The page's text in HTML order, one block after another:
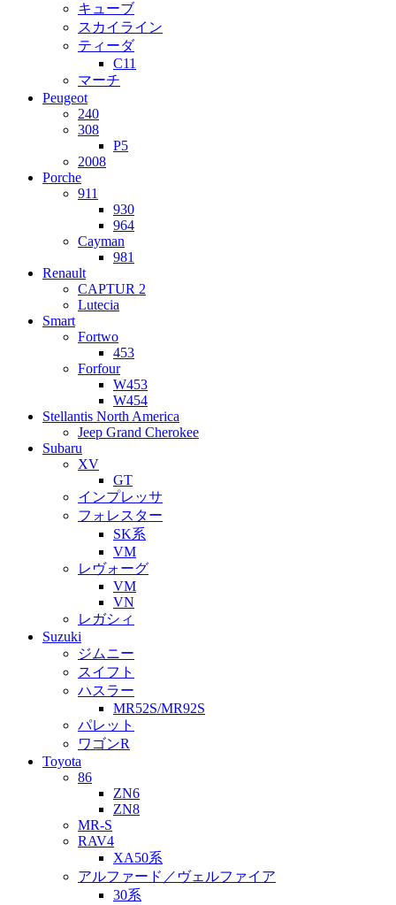
キューブ
スカイライン
ティーダ
C11
マーチ
Peugeot
240
308
P5
2008
Porche
911
930
964
Cayman
981
Renault
CAPTUR 2
Lutecia
Smart
Fortwo
453
Forfour
W453
W454
Stellantis North America
Jeep Grand Cherokee
Subaru
XV
GT
インプレッサ
フォレスター
SK系
VM
レヴォーグ
VM
VN
レガシィ
Suzuki
ジムニー
スイフト
ハスラー
MR52S/MR92S
パレット
ワゴンR
Toyota
86
ZN6
ZN8
MR-S
RAV4
XA50系
アルファード／ヴェルファイア
30系